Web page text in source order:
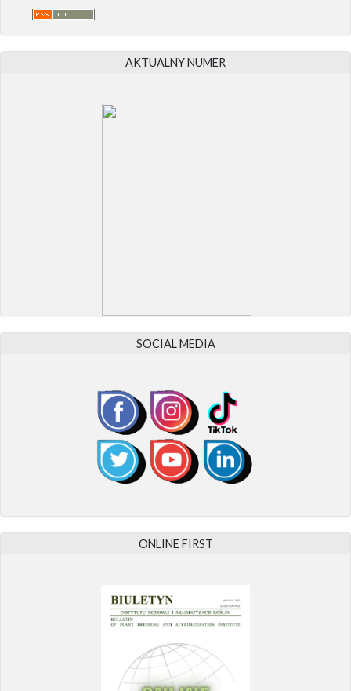
AKTUALNY NUMER
SOCIAL MEDIA
ONLINE FIRST